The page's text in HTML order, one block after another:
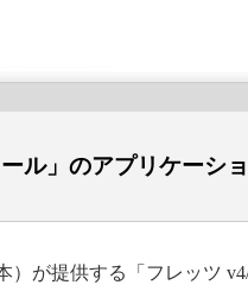
ル」のアプリケー
）が提供する「フレッツ